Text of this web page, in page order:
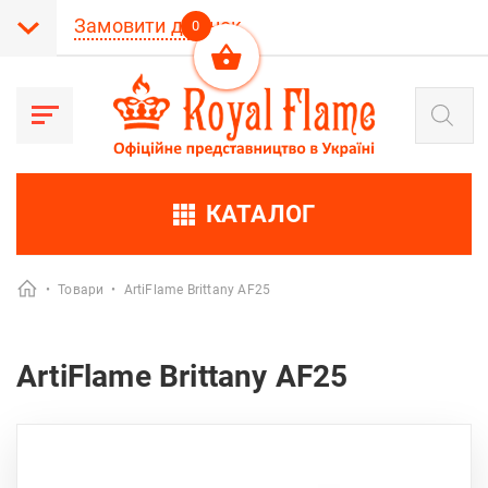
Замовити дзвінок
Products
search
КАТАЛОГ
• Товари • ArtiFlame Brittany AF25
ArtiFlame Brittany AF25
0